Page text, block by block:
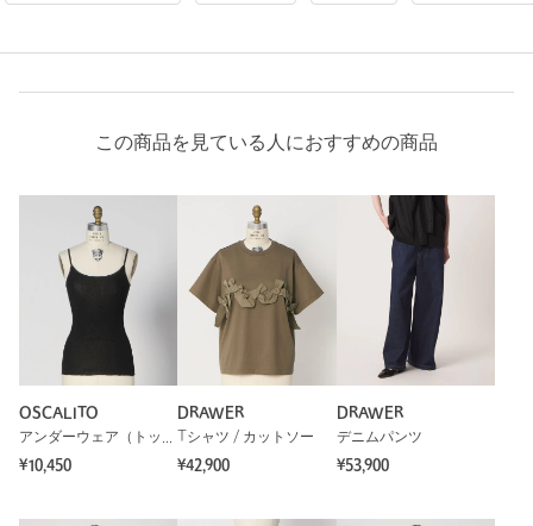
注文キャンセル 対象商品
返品 対象外商品 返品等について
裾上げ 対象外商品 裾上げについて
WOMEN
ウェア
プス）
本体；コットン100％ パイピング部分；ポリエステ
ル92％ ポリウレタン8％
洗濯表示 手洗い可 洗濯表示について
原産国 イタリア製
商品番号 6517-3-430749
この商品を見ている人におすすめの商品
OSCALITO
アンダーウェア（トップス）
¥10,450
DRAWER
Tシャツ / カットソー
¥42,900
DRAWER
デニムパンツ
¥53,900